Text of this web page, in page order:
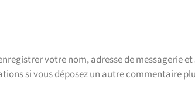
votre nom, adresse de messagerie et
si vous déposez un autre commentaire